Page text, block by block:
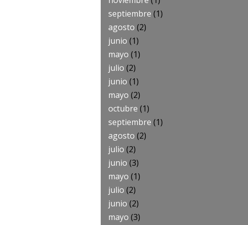
septiembre (1)
agosto (2)
junio (1)
mayo (1)
julio (2)
junio (1)
mayo (2)
octubre (1)
septiembre (1)
agosto (2)
julio (2)
junio (3)
mayo (1)
julio (2)
junio (2)
mayo (3)